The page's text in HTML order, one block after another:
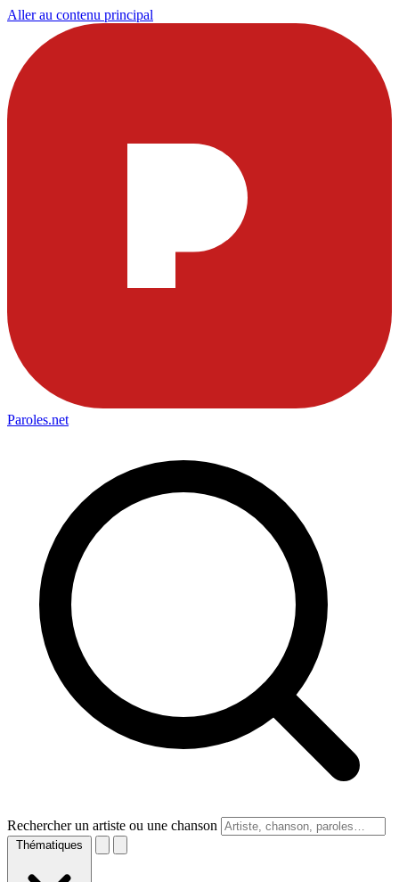
Aller au contenu principal
Paroles.net
Rechercher un artiste ou une chanson
Thématiques